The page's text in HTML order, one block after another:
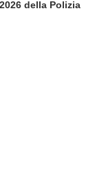
della Polizia